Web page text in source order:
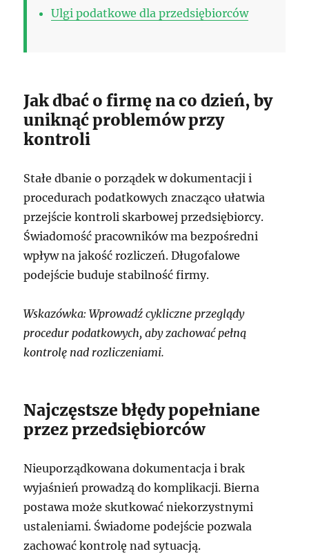
Ulgi podatkowe dla przedsiębiorców
Jak dbać o firmę na co dzień, by
uniknąć problemów przy
kontroli
Stałe dbanie o porządek w dokumentacji i
procedurach podatkowych znacząco ułatwia
przejście kontroli skarbowej przedsiębiorcy.
Świadomość pracowników ma bezpośredni
wpływ na jakość rozliczeń. Długofalowe
podejście buduje stabilność firmy.
Wskazówka: Wprowadź cykliczne przeglądy
procedur podatkowych, aby zachować pełną
kontrolę nad rozliczeniami.
Najczęstsze błędy popełniane
przez przedsiębiorców
Nieuporządkowana dokumentacja i brak
wyjaśnień prowadzą do komplikacji. Bierna
postawa może skutkować niekorzystnymi
ustaleniami. Świadome podejście pozwala
zachować kontrolę nad sytuacją.